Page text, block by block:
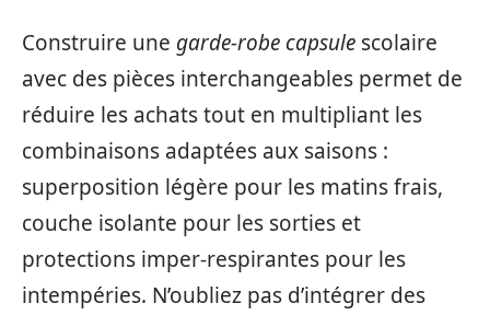
Construire une garde-robe capsule scolaire
avec des pièces interchangeables permet de
réduire les achats tout en multipliant les
combinaisons adaptées aux saisons :
superposition légère pour les matins frais,
couche isolante pour les sorties et
protections imper-respirantes pour les
intempéries. N’oubliez pas d’intégrer des